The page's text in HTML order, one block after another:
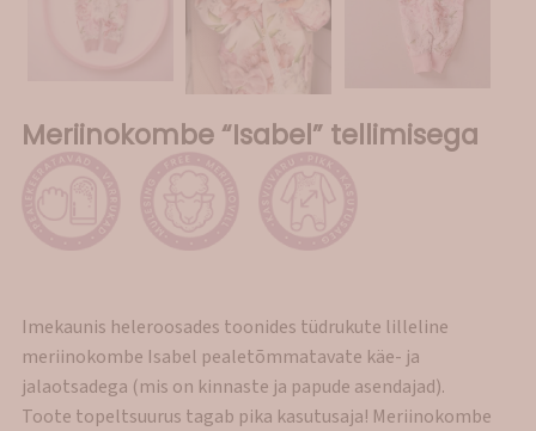
Meriinokombe “Isabel” tellimisega
Imekaunis heleroosades toonides tüdrukute lilleline
meriinokombe Isabel pealetõmmatavate käe- ja
jalaotsadega (mis on kinnaste ja papude asendajad).
Toote topeltsuurus tagab pika kasutusaja! Meriinokombe